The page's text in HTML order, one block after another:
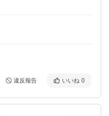
違反報告 いいね 0